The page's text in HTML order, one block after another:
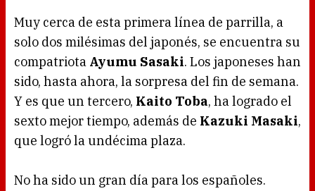
Muy cerca de esta primera línea de parrilla, a
solo dos milésimas del japonés, se encuentra su
compatriota Ayumu Sasaki. Los japoneses han
sido, hasta ahora, la sorpresa del fin de semana.
Y es que un tercero, Kaito Toba, ha logrado el
sexto mejor tiempo, además de Kazuki Masaki,
que logró la undécima plaza.
No ha sido un gran día para los españoles.